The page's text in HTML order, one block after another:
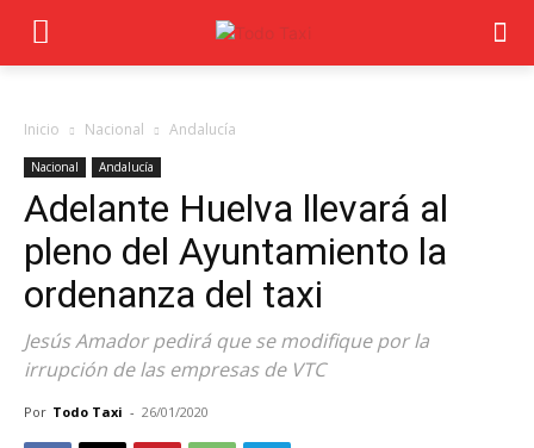
Inicio Nacional Andalucía
Nacional Andalucía
Adelante Huelva llevará al
pleno del Ayuntamiento la
ordenanza del taxi
Jesús Amador pedirá que se modifique por la
irrupción de las empresas de VTC
Por Todo Taxi - 26/01/2020